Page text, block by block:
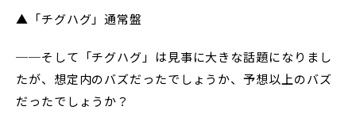
▲「チグハグ」通常盤
──そして「チグハグ」は見事に大きな話題になりまし
たが、想定内のバズだったでしょうか、予想以上のバズ
だったでしょうか？